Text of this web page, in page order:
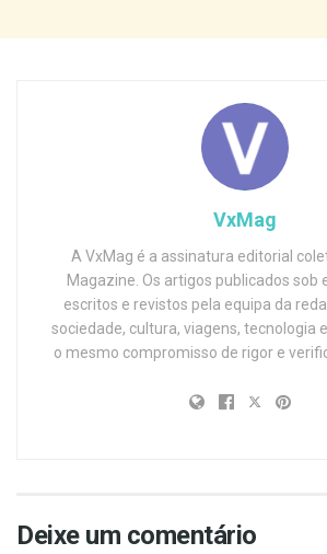
VxMag
A VxMag é a assinatura editorial
Magazine. Os artigos publicados sob
escritos e revistos pela equipa da
sociedade, cultura, viagens, tecnologia
o mesmo compromisso de rigor e
Deixe um comentário